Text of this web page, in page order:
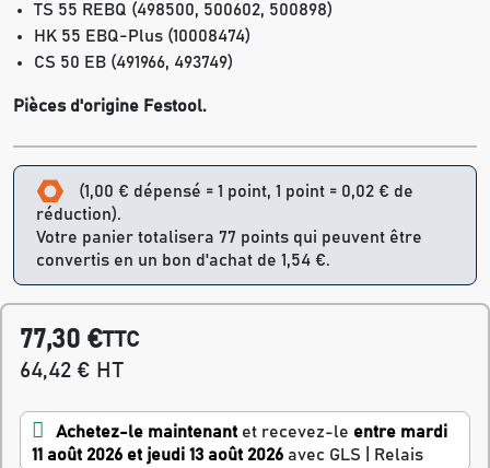
TS 55 REBQ (498500, 500602, 500898)
HK 55 EBQ-Plus (10008474)
CS 50 EB (491966, 493749)
Pièces d'origine Festool.
(1,00 € dépensé = 1 point, 1 point = 0,02 € de
réduction).
Votre panier totalisera 77 points qui peuvent être
convertis en un bon d'achat de 1,54 €.
77,30 €TTC
64,42 € HT
Achetez-le maintenant et recevez-le entre mardi
11 août 2026 et jeudi 13 août 2026 avec GLS | Relais